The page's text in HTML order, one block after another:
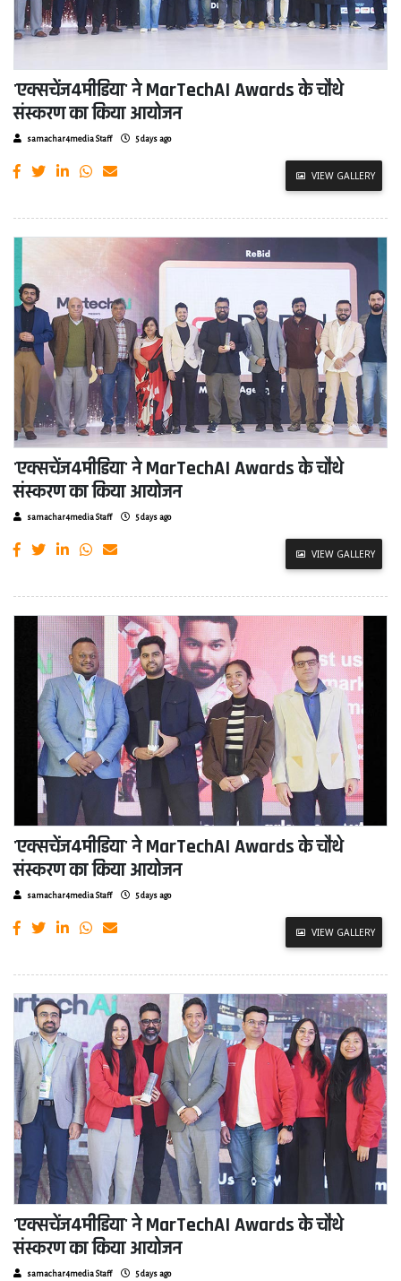
'एक्सचेंज4मीडिया' ने MarTechAI Awards के चौथे
संस्करण का किया आयोजन
samachar4media Staff 5 days ago
VIEW GALLERY
'एक्सचेंज4मीडिया' ने MarTechAI Awards के चौथे
संस्करण का किया आयोजन
samachar4media Staff 5 days ago
VIEW GALLERY
'एक्सचेंज4मीडिया' ने MarTechAI Awards के चौथे
संस्करण का किया आयोजन
samachar4media Staff 5 days ago
VIEW GALLERY
'एक्सचेंज4मीडिया' ने MarTechAI Awards के चौथे
संस्करण का किया आयोजन
samachar4media Staff 5 days ago